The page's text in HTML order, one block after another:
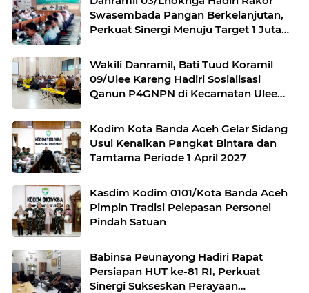
Swasembada Pangan Berkelanjutan,
Perkuat Sinergi Menuju Target 1 Juta
Wakili Danramil, Bati Tuud Koramil
09/Ulee Kareng Hadiri Sosialisasi
Qanun P4GNPN di Kecamatan Ulee
Kodim Kota Banda Aceh Gelar Sidang
Usul Kenaikan Pangkat Bintara dan
Tamtama Periode 1 April 2027
Kasdim Kodim 0101/Kota Banda Aceh
Pimpin Tradisi Pelepasan Personel
Pindah Satuan
Babinsa Peunayong Hadiri Rapat
Persiapan HUT ke-81 RI, Perkuat
Sinergi Sukseskan Perayaan